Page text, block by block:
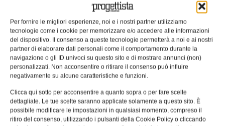
Per fornire le migliori esperienze, noi e i nostri partner utilizziamo
tecnologie come i cookie per memorizzare e/o accedere alle informazioni
del dispositivo. Il consenso a queste tecnologie permetterà a noi e ai nostri
partner di elaborare dati personali come il comportamento durante la
navigazione o gli ID univoci su questo sito e di mostrare annunci (non)
personalizzati. Non acconsentire o ritirare il consenso può influire
negativamente su alcune caratteristiche e funzioni.
Clicca qui sotto per acconsentire a quanto sopra o per fare scelte
dettagliate. Le tue scelte saranno applicate solamente a questo sito. È
possibile modificare le impostazioni in qualsiasi momento, compreso il
ritiro del consenso, utilizzando i pulsanti della Cookie Policy o cliccando
15 marzo 2018 dalle 15.00 alle 16.00 – 16 marzo
“Certificazione dei materiali
a contatto con l’acqua potabile: garanzia per la
sicurezza e il rispetto dei requisiti obbligatori”.La
verifica della conformità dei materiali a contatto
con l’acqua potabile consente ai produttori di
contenimento e riscaldamento dell’acqua come
anche ai costruttori di impianti e componenti per il
trattamento delle acque, rubinetterie e impianti di